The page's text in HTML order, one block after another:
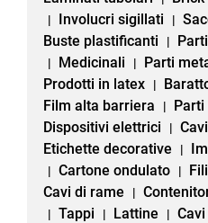
| Involucri sigillati |
Buste plastificanti |
| Medicinali | Parti
Prodotti in latex |
Film alta barriera |
Dispositivi elettrici |
Etichette decorative |
| Cartone ondulato |
Cavi di rame |
| Tappi | Lattine | Cavi